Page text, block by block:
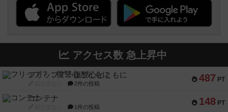
アクセス数 急上昇中
487 PT
フリップ７：復讐心とともに
2件の投稿
148 PT
コンテナ
1件の投稿